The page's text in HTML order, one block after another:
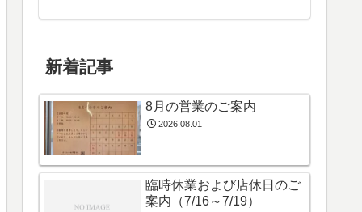
新着記事
8月の営業のご案内
2026.08.01
臨時休業および店休日のご
案内（7/16～7/19）